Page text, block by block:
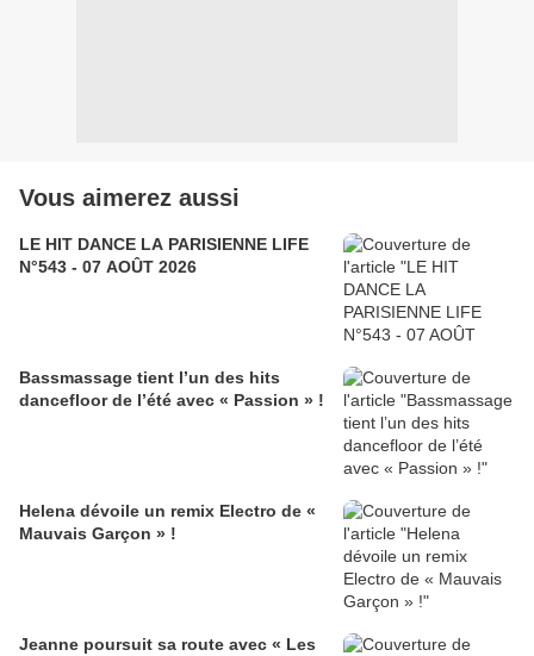
Vous aimerez aussi
LE HIT DANCE LA PARISIENNE LIFE
N°543 - 07 AOÛT 2026
Bassmassage tient l’un des hits
dancefloor de l’été avec « Passion » !
Helena dévoile un remix Electro de «
Mauvais Garçon » !
Jeanne poursuit sa route avec « Les